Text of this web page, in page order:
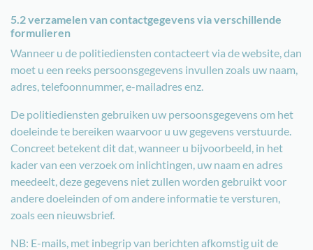
5.2 verzamelen van contactgegevens via verschillende
formulieren
Wanneer u de politiediensten contacteert via de website, dan
moet u een reeks persoonsgegevens invullen zoals uw naam,
adres, telefoonnummer, e-mailadres enz.
De politiediensten gebruiken uw persoonsgegevens om het
doeleinde te bereiken waarvoor u uw gegevens verstuurde.
Concreet betekent dit dat, wanneer u bijvoorbeeld, in het
kader van een verzoek om inlichtingen, uw naam en adres
meedeelt, deze gegevens niet zullen worden gebruikt voor
andere doeleinden of om andere informatie te versturen,
zoals een nieuwsbrief.
NB: E-mails, met inbegrip van berichten afkomstig uit de